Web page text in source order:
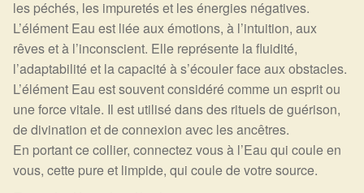
les péchés, les impuretés et les énergies négatives.
L’élément Eau est liée aux émotions, à l’intuition, aux
rêves et à l’inconscient. Elle représente la fluidité,
l’adaptabilité et la capacité à s’écouler face aux obstacles.
L’élément Eau est souvent considéré comme un esprit ou
une force vitale. Il est utilisé dans des rituels de guérison,
de divination et de connexion avec les ancêtres.
En portant ce collier, connectez vous à l’Eau qui coule en
vous, cette pure et limpide, qui coule de votre source.